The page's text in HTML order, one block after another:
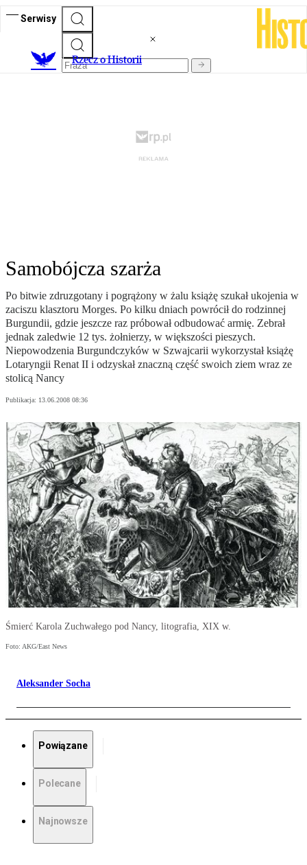
Serwisy
Rzecz o Historii
Samobójcza szarża
Po bitwie zdruzgotany i pogrążony w żalu książę szukał ukojenia w
zaciszu klasztoru Morges. Po kilku dniach powrócił do rodzinnej
Burgundii, gdzie jeszcze raz próbował odbudować armię. Zebrał
jednak zaledwie 12 tys. żołnierzy, w większości pieszych.
Niepowodzenia Burgundczyków w Szwajcarii wykorzystał książę
Lotaryngii Renat II i odzyskał znaczną część swoich ziem wraz ze
stolicą Nancy
Publikacja: 13.06.2008 08:36
Śmierć Karola Zuchwałego pod Nancy, litografia, XIX w.
Foto: AKG/East News
Aleksander Socha
Powiązane
Polecane
Najnowsze